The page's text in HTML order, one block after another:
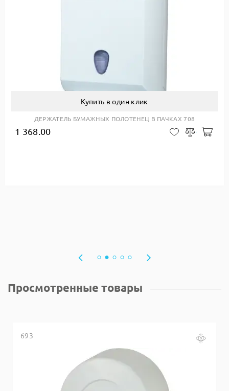
в корзину
Купить в один клик
ДЕРЖАТЕЛЬ БУМАЖНЫХ ПОЛОТЕНЕЦ В ПАЧКАХ 708
1 368.00 В закладки
Сравнить
Просмотренные товары
693